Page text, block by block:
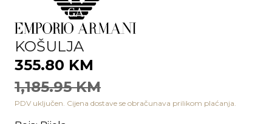
KOŠULJA
355.80 KM
1,185.95 KM
PDV uključen. Cijena dostave se obračunava prilikom plaćanja.